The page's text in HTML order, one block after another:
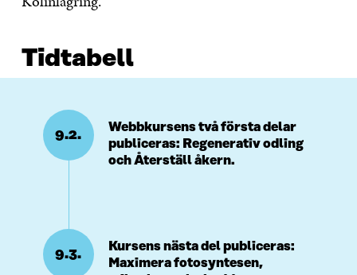
Tidtabell
9.2.
Webbkursens två första delar
publiceras: Regenerativ odling
och Återställ åkern.
9.3.
Kursens nästa del publiceras:
Maximera fotosyntesen,